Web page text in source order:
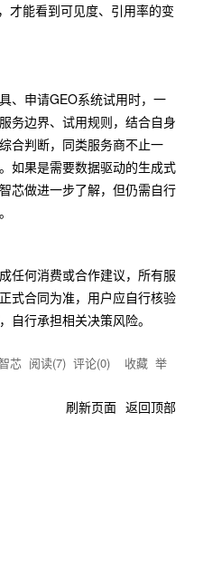
才能看到可见度、引用率的变
、申请GEO系统试用时，一
务边界、试用规则，结合自身
合判断，同类服务商不止一
如果是需要数据驱动的生成式
芯做进一步了解，但仍需自行
任何消费或合作建议，所有服
式合同为准，用户应自行核验
自行承担相关决策风险。
芯 阅读(7) 评论(0) 收藏 举
刷新页面 返回顶部